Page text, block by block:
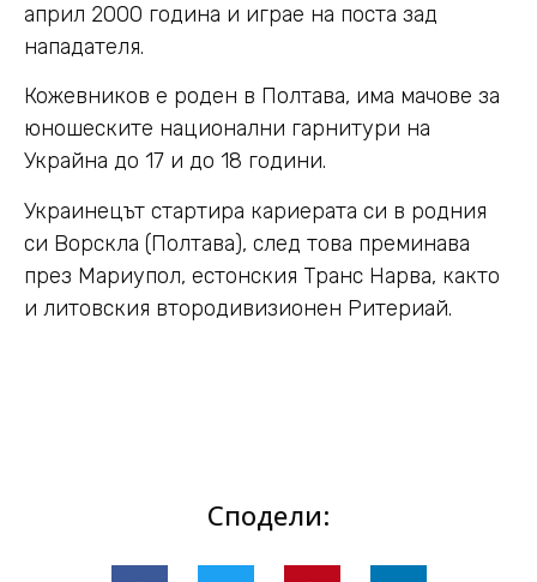
април 2000 година и играе на поста зад
нападателя.
Кожевников е роден в Полтава, има мачове за
юношеските национални гарнитури на
Украйна до 17 и до 18 години.
Украинецът стартира кариерата си в родния
си Ворскла (Полтава), след това преминава
през Мариупол, естонския Транс Нарва, както
и литовския втородивизионен Ритериай.
Сподели: